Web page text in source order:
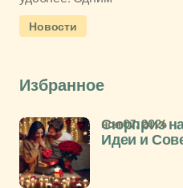
Новости
Избранное
Сюрприз
Идеи и
ноя 07, 2024